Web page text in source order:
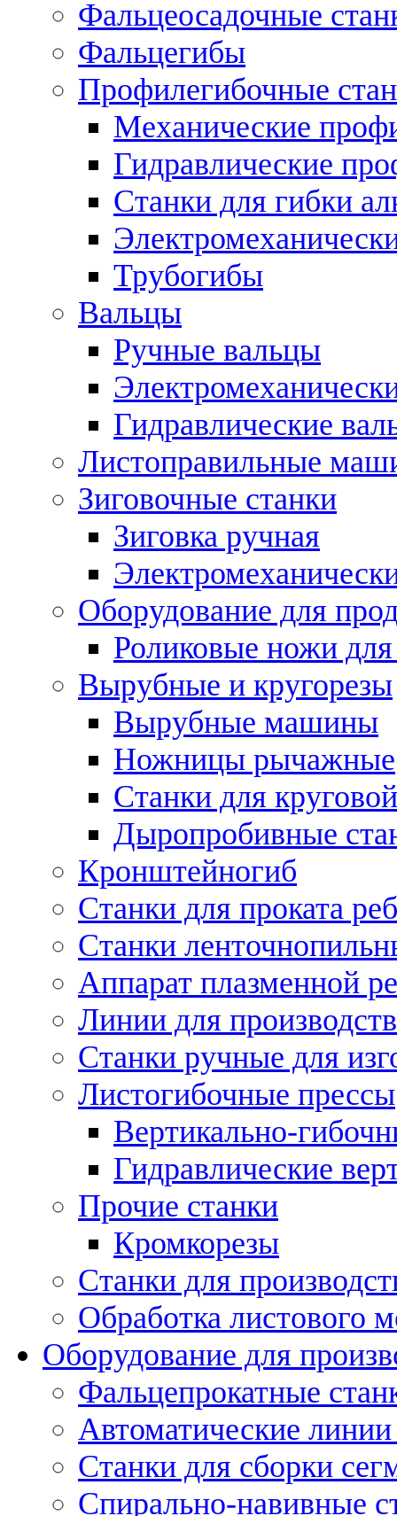
Фальцеосадочные
Фальцегибы
Профилегибочные
Механические
Гидравлические
Станки для гибки
Трубогибы
Вальцы
Ручные вальцы
Гидравлические
Листоправильные
Зиговочные станки
Зиговка ручная
Оборудование для
Роликовые ножи для
Вырубные и кругорезы
Вырубные машины
Ножницы рычажные
Станки для
Дыропробивные
Кронштейногиб
Станки для проката
Станки
Аппарат плазменной
Линии для
Станки ручные для
Листогибочные прессы
Вертикально-
Гидравлические
Прочие станки
Кромкорезы
Станки для
Обработка листового
Оборудование для
Фальцепрокатные
Автоматические линии
Станки для сборки
Спирально-навивные